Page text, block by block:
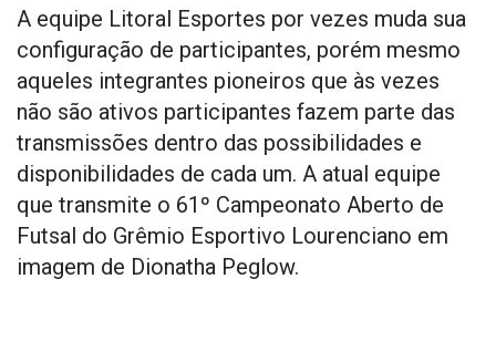
A equipe Litoral Esportes por vezes muda sua
configuração de participantes, porém mesmo
aqueles integrantes pioneiros que às vezes
não são ativos participantes fazem parte das
transmissões dentro das possibilidades e
disponibilidades de cada um. A atual equipe
que transmite o 61º Campeonato Aberto de
Futsal do Grêmio Esportivo Lourenciano em
imagem de Dionatha Peglow.